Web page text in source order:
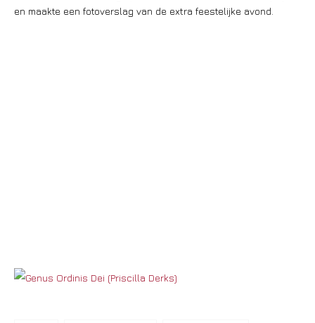
en maakte een fotoverslag van de extra feestelijke avond.